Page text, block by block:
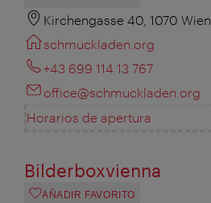
Kirchengasse 40, 1070 Wien
schmuckladen.org
+43 699 114 13 767
office@schmuckladen.org
Horarios de apertura
Bilderboxvienna
AÑADIR FAVORITO